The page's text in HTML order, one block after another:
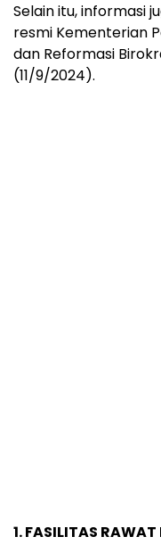
Selain itu, informasi
resmi Kementerian
dan Reformasi
(11/9/2024).
1. FASILITAS RAWAT